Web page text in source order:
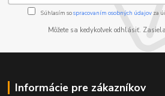
Súhlasím sospracovaním osobných údajov za
Môžete sa kedykoľvek odhlásiť.
Informácie pre zákazníkov